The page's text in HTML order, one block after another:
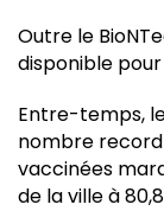
Outre le
disponible pour
Entre-temps,
nombre
vaccinées
de la ville à 80,8